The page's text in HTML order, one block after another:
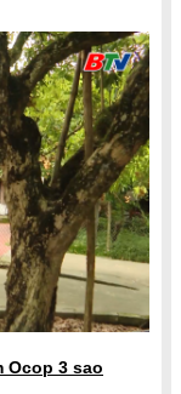
Ocop 3 sao